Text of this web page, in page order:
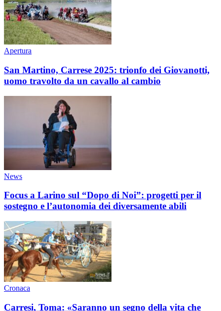
Apertura
San Martino, Carrese 2025: trionfo dei Giovanotti,
uomo travolto da un cavallo al cambio
News
Focus a Larino sul “Dopo di Noi”: progetti per il
sostegno e l’autonomia dei diversamente abili
Cronaca
Carresi, Toma: «Saranno un segno della vita che